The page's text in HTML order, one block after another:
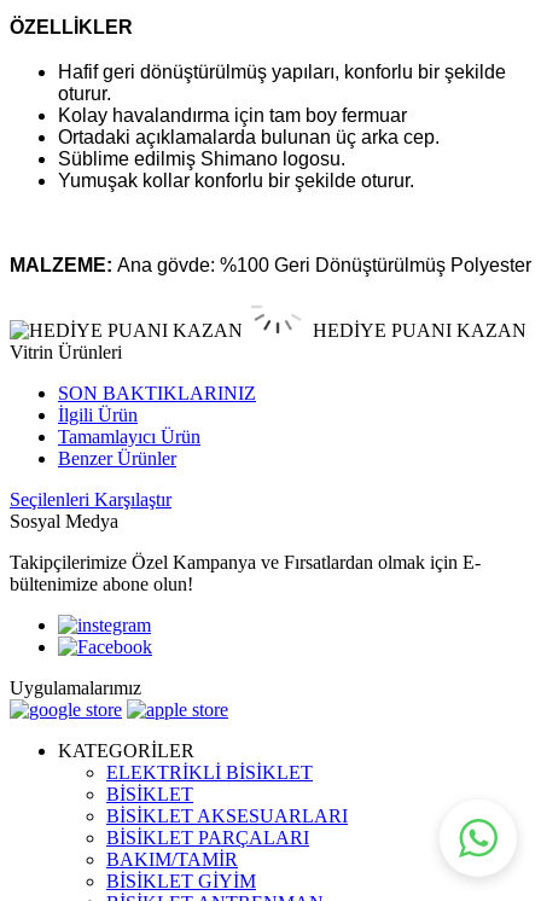
ÖZELLİKLER
Hafif geri dönüştürülmüş yapıları, konforlu bir şekilde
oturur.
Kolay havalandırma için tam boy fermuar
Ortadaki açıklamalarda bulunan üç arka cep.
Süblime edilmiş Shimano logosu.
Yumuşak kollar konforlu bir şekilde oturur.
MALZEME: Ana gövde: %100 Geri Dönüştürülmüş Polyester
HEDİYE PUANI KAZAN
Vitrin Ürünleri
SON BAKTIKLARINIZ
İlgili Ürün
Tamamlayıcı Ürün
Benzer Ürünler
Seçilenleri Karşılaştır
Sosyal Medya
Takipçilerimize Özel Kampanya ve Fırsatlardan olmak için E-
bültenimize abone olun!
Uygulamalarımız
KATEGORİLER
ELEKTRİKLİ BİSİKLET
BİSİKLET
BİSİKLET AKSESUARLARI
BİSİKLET PARÇALARI
BAKIM/TAMİR
BİSİKLET GİYİM